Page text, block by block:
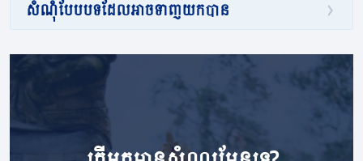
សំណុំបែបបទដែលអាចទាញយកបាន